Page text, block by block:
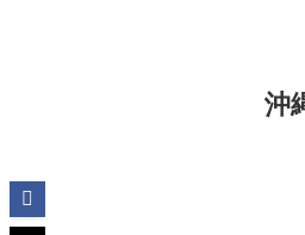
沖